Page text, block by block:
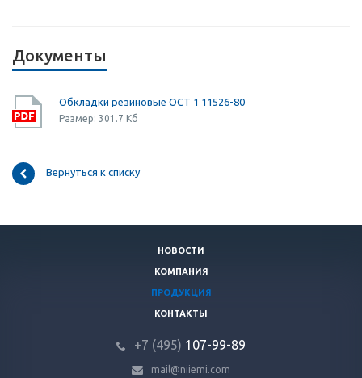
Документы
Обкладки резиновые ОСТ 1 11526-80
Размер: 301.7 Кб
Вернуться к списку
НОВОСТИ
КОМПАНИЯ
ПРОДУКЦИЯ
КОНТАКТЫ
+7 (495) 107-99-89
mail@niiemi.com